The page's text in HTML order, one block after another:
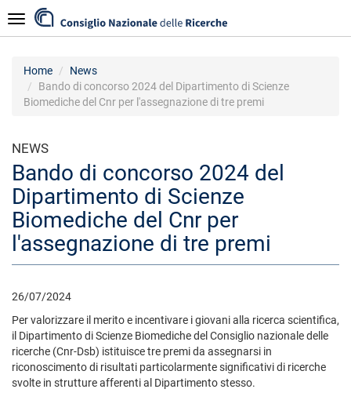
al
contenuto
Navigazione
Home
News
Bando di concorso 2024 del Dipartimento di Scienze
Biomediche del Cnr per l'assegnazione di tre premi
NEWS
Bando di concorso 2024 del
Dipartimento di Scienze
Biomediche del Cnr per
l'assegnazione di tre premi
26/07/2024
Per valorizzare il merito e incentivare i giovani alla ricerca scientifica,
il Dipartimento di Scienze Biomediche del Consiglio nazionale delle
ricerche (Cnr-Dsb) istituisce tre premi da assegnarsi in
riconoscimento di risultati particolarmente significativi di ricerche
svolte in strutture afferenti al Dipartimento stesso.